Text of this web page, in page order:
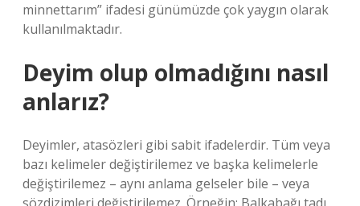
minnettarım” ifadesi günümüzde çok yaygın olarak
kullanılmaktadır.
Deyim olup olmadığını nasıl
anlarız?
Deyimler, atasözleri gibi sabit ifadelerdir. Tüm veya
bazı kelimeler değiştirilemez ve başka kelimelerle
değiştirilemez – aynı anlama gelseler bile – veya